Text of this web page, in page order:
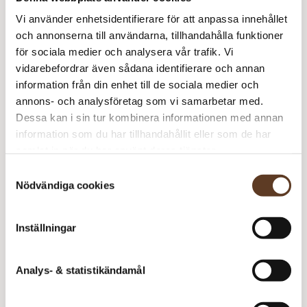
Vi använder enhetsidentifierare för att anpassa innehållet
och annonserna till användarna, tillhandahålla funktioner
för sociala medier och analysera vår trafik. Vi
vidarebefordrar även sådana identifierare och annan
information från din enhet till de sociala medier och
annons- och analysföretag som vi samarbetar med.
Dessa kan i sin tur kombinera informationen med annan
information som du har tillhandahållit eller som de har
Nödvändiga cookies
Inställningar
Analys- & statistikändamål
Namn Pris/st
Hjortronsockor
75 kr 1
75 kr
Arwetta – 102 Black
2
203 kr
Slutsåld Art.nr: AF-0012-0
Lägg i varukorg